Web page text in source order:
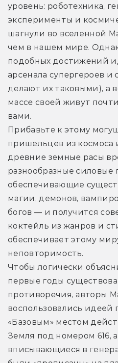
уровень: роботехника,
эксперименты и
шагнули во вселенной
чем в нашем мире.
подобных достижений
арсенала супергероев и
делают их таковыми), а
массе своей живут
вами.
Прибавьте к этому
пришельцев из космоса
древние земные расы
разнообразные силовые
обеспечивающие
магии, демонов,
богов — и получится
коктейль из жанров и
обеспечивает этому
неповторимость.
Чтобы логически
первые годы
противоречия, авторы
воспользовались идеей
«Базовым» местом
Земля под номером 616,
вписывающиеся в